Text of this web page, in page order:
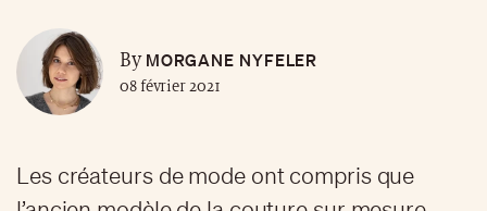
ByMORGANE NYFELER
08 février 2021
Les créateurs de mode ont compris que